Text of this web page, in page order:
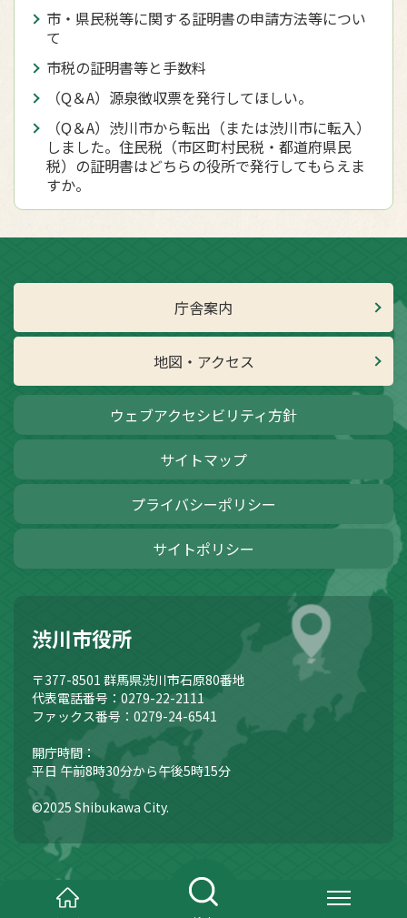
市・県民税等に関する証明書の申請方法等につい
て
市税の証明書等と手数料
（Q＆A）源泉徴収票を発行してほしい。
（Q＆A）渋川市から転出（または渋川市に転入）
しました。住民税（市区町村民税・都道府県民
税）の証明書はどちらの役所で発行してもらえま
すか。
庁舎案内
地図・アクセス
ウェブアクセシビリティ方針
サイトマップ
プライバシーポリシー
サイトポリシー
渋川市役所
〒377-8501 群馬県渋川市石原80番地
代表電話番号：0279-22-2111
ファックス番号：0279-24-6541
開庁時間：
平日 午前8時30分から午後5時15分
©2025 Shibukawa City.